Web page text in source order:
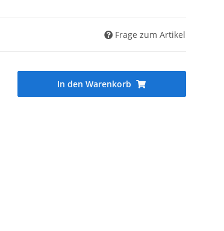
Frage zum Artikel
In den Warenkorb